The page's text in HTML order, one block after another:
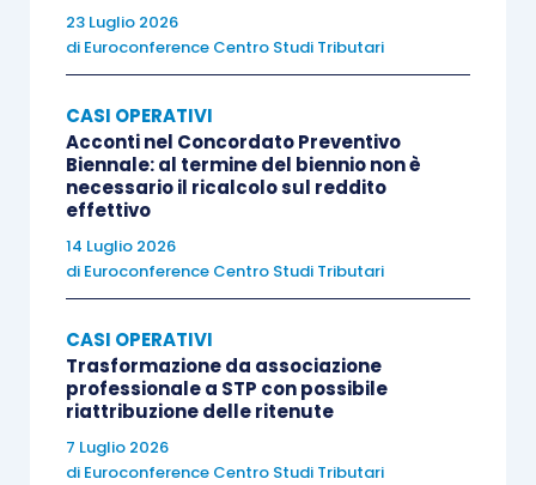
23 Luglio 2026
di Euroconference Centro Studi Tributari
CASI OPERATIVI
Acconti nel Concordato Preventivo
Biennale: al termine del biennio non è
necessario il ricalcolo sul reddito
effettivo
14 Luglio 2026
di Euroconference Centro Studi Tributari
CASI OPERATIVI
Trasformazione da associazione
professionale a STP con possibile
riattribuzione delle ritenute
7 Luglio 2026
di Euroconference Centro Studi Tributari